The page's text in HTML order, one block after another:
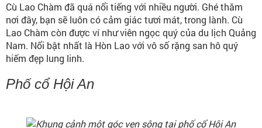
Cù Lao Chàm đã quá nổi tiếng với nhiều người. Ghé thăm
nơi đây, bạn sẽ luôn có cảm giác tươi mát, trong lành. Cù
Lao Chàm còn được ví như viên ngọc quý của du lịch Quảng
Nam. Nổi bật nhất là Hòn Lao với vô số rặng san hô quý
hiếm đẹp lung linh.
Phố cổ Hội An